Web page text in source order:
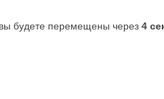
вы будете перемещены через 4